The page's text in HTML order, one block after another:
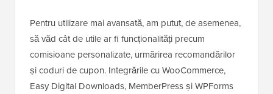
Pentru utilizare mai avansată, am putut, de asemenea,
să văd cât de utile ar fi funcționalități precum
comisioane personalizate, urmărirea recomandărilor
și coduri de cupon. Integrările cu WooCommerce,
Easy Digital Downloads, MemberPress și WPForms